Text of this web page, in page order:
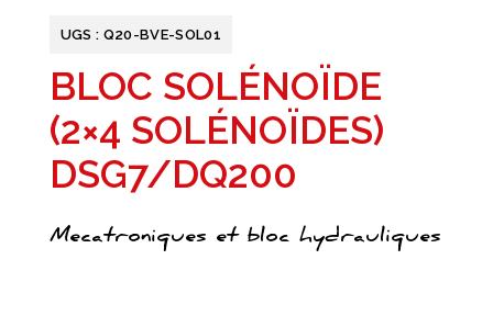
UGS : Q20-BVE-SOL01
BLOC SOLÉNOÏDE
(2×4 SOLÉNOÏDES)
DSG7/DQ200
Mecatroniques et bloc hydrauliques